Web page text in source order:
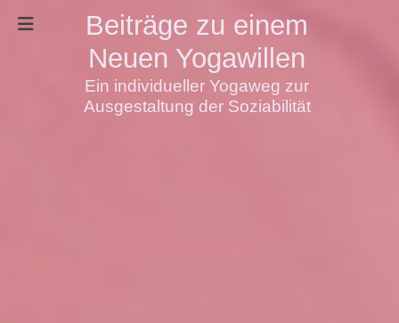
Beiträge zu einem
Neuen Yogawillen
Ein individueller Yogaweg zur
Ausgestaltung der Soziabilität